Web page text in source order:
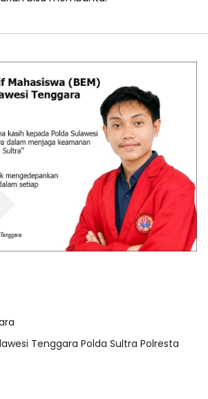
Tenggara Polda Sultra Polresta